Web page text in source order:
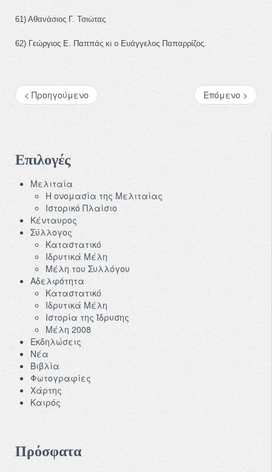
61) Αθανάσιος Γ. Τσιώτας
62) Γεώργιος Ε. Παππάς κι ο Ευάγγελος Παπαρρίζος.
< Προηγούμενο Επόμενο >
Επιλογές
Μελιταία
Η ονομασία της Μελιταίας
Ιστορικό Πλαίσιο
Κένταυρος
Σύλλογος
Καταστατικό
Ιδρυτικά Μέλη
Μέλη του Συλλόγου
Αδελφότητα
Καταστατικό
Ιδρυτικά Μέλη
Ιστορία της Ίδρυσης
Μέλη 2008
Εκδηλώσεις
Νέα
Βιβλία
Φωτογραφίες
Χάρτης
Καιρός
Πρόσφατα